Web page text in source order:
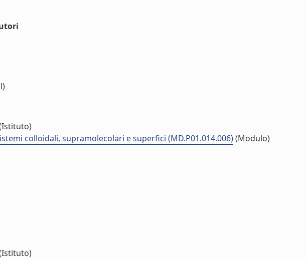
colloidali, supramolecolari e superfici (MD.P01.014.006)(Modulo)